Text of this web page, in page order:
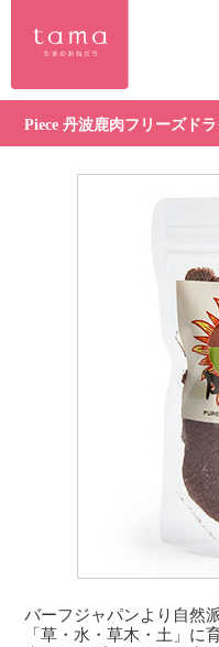
Piece 丹波鹿肉フリーズドラ
バーフジャパンより自然
「草・水・草木・土」に